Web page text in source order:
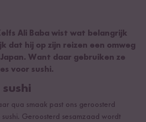
Ali Baba wist wat belangrijk
dat hij op zijn reizen een omweg
Want daar gebruiken ze
voor sushi.
qua smaak past ons geroosterd
sushi. Geroosterd sesamzaad wordt